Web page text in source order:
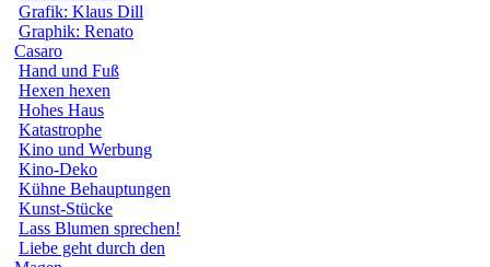
Grafik: Klaus Dill
Graphik: Renato
Casaro
Hand und Fuß
Hexen hexen
Hohes Haus
Katastrophe
Kino und Werbung
Kino-Deko
Kühne Behauptungen
Kunst-Stücke
Lass Blumen sprechen!
Liebe geht durch den